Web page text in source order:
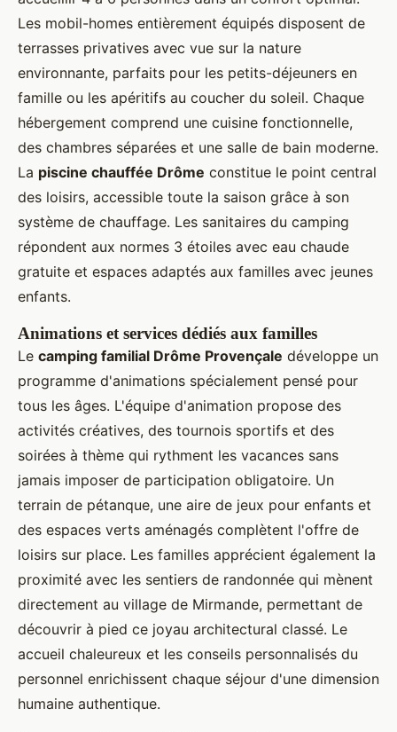
Les mobil-homes entièrement équipés disposent de
terrasses privatives avec vue sur la nature
environnante, parfaits pour les petits-déjeuners en
famille ou les apéritifs au coucher du soleil. Chaque
hébergement comprend une cuisine fonctionnelle,
des chambres séparées et une salle de bain moderne.
La piscine chauffée Drôme constitue le point central
des loisirs, accessible toute la saison grâce à son
système de chauffage. Les sanitaires du camping
répondent aux normes 3 étoiles avec eau chaude
gratuite et espaces adaptés aux familles avec jeunes
enfants.
Animations et services dédiés aux familles
Le camping familial Drôme Provençale développe un
programme d'animations spécialement pensé pour
tous les âges. L'équipe d'animation propose des
activités créatives, des tournois sportifs et des
soirées à thème qui rythment les vacances sans
jamais imposer de participation obligatoire. Un
terrain de pétanque, une aire de jeux pour enfants et
des espaces verts aménagés complètent l'offre de
loisirs sur place. Les familles apprécient également la
proximité avec les sentiers de randonnée qui mènent
directement au village de Mirmande, permettant de
découvrir à pied ce joyau architectural classé. Le
accueil chaleureux et les conseils personnalisés du
personnel enrichissent chaque séjour d'une dimension
humaine authentique.